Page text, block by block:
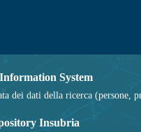
System
dei dati della ricerca
Insubria